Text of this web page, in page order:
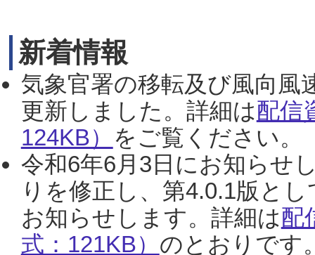
新着情報
気象官署の移転及び風向風
更新しました。詳細は配信
124KB） をご覧ください。
令和6年6月3日にお知らせ
りを修正し、第4.0.1版と
お知らせします。詳細は配
式：121KB） のとおりです